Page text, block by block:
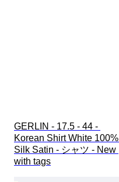
GERLIN - 17.5 - 44 -
Korean Shirt White 100%
Silk Satin - シャツ - New
with tags